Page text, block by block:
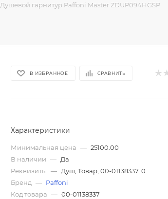
Душевой гарнитур Paffoni Master ZDUP094HGSP
В ИЗБРАННОЕ СРАВНИТЬ
Характеристики
Минимальная цена — 25100.00
В наличии — Да
Реквизиты — Душ, Товар, 00-01138337, 0
Бренд — Paffoni
Код товара — 00-01138337